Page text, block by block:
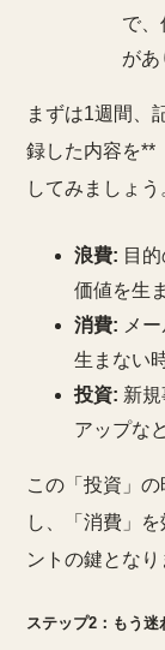
で
があ
まずは1週間、
録した内容を**
してみましょう
浪費: 目
価値を生
消費: メ
生まない
投資: 新
アップな
この「投資」
し、「消費」
ントの鍵となり
ステップ2：もう迷